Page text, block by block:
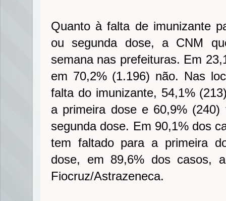
Quanto à falta de imunizante
ou segunda dose, a CNM
semana nas prefeituras. Em
em 70,2% (1.196) não. Nas
falta do imunizante, 54,1%
a primeira dose e 60,9%
segunda dose. Em 90,1% dos
tem faltado para a primeira
dose, em 89,6% dos casos,
Fiocruz/Astrazeneca.